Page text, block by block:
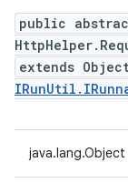
public
extends
java.lang.Object